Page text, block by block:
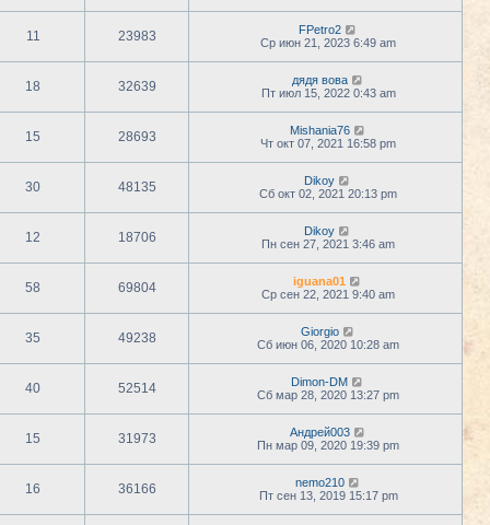
11 23983
FPetro2
Ср июн 21, 2023 6:49 am
18 32639
дядя вова
Пт июл 15, 2022 0:43 am
15 28693
Mishania76
Чт окт 07, 2021 16:58 pm
30 48135
Dikoy
Сб окт 02, 2021 20:13 pm
12 18706
Dikoy
Пн сен 27, 2021 3:46 am
58 69804
iguana01
Ср сен 22, 2021 9:40 am
35 49238
Giorgio
Сб июн 06, 2020 10:28 am
40 52514
Dimon-DM
Сб мар 28, 2020 13:27 pm
15 31973
Андрей003
Пн мар 09, 2020 19:39 pm
16 36166
nemo210
Пт сен 13, 2019 15:17 pm